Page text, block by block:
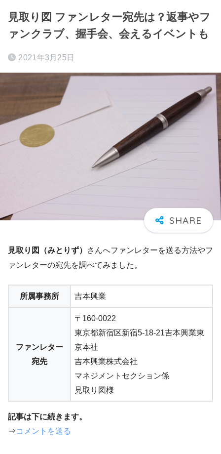
見取り図 ファンレター宛先は？返事やフ
ァンクラブ、握手会、会えるイベントも
2021年3月25日
見取り図（みとりず）
さんへファンレターを送る方法やフ
ァンレターの宛先を調べてみました。
所属事務所 吉本興業
ファンレター
宛先
〒160-0022
東京都新宿区新宿5-18-21吉本興業東
京本社
吉本興業株式会社
マネジメントセクション係
見取り図様
記事は下に続きます。
⇒コメントを送る